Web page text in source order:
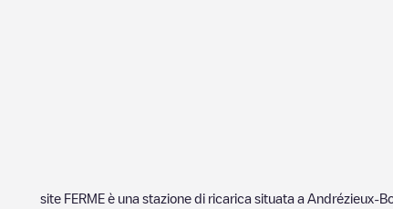
site FERME è una stazione di ricarica situata a Andrézieux-